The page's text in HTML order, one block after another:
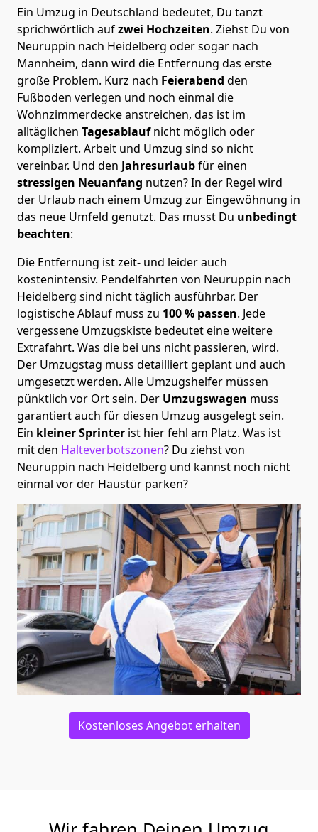
Ein Umzug in Deutschland bedeutet, Du tanzt
sprichwörtlich aufzwei Hochzeiten. Ziehst Du von
Neuruppin nach Heidelberg oder sogar nach
Mannheim, dann wird die Entfernung das erste
große Problem. Kurz nach Feierabend den
Fußboden verlegen und noch einmal die
Wohnzimmerdecke anstreichen, das ist im
alltäglichen Tagesablaufnicht möglich oder
kompliziert. Arbeit und Umzug sind so nicht
vereinbar. Und den Jahresurlaubfür einen
stressigen Neuanfang nutzen? In der Regel wird
der Urlaub nach einem Umzug zur Eingewöhnung in
das neue Umfeld genutzt. Das musst Du unbedingt
beachten:
Die Entfernung ist zeit- und leider auch
kostenintensiv. Pendelfahrten von Neuruppin nach
Heidelberg sind nicht täglich ausführbar. Der
logistische Ablauf muss zu 100 % passen. Jede
vergessene Umzugskiste bedeutet eine weitere
Extrafahrt. Was die bei uns nicht passieren, wird.
Der Umzugstag muss detailliert geplant und auch
umgesetzt werden. Alle Umzugshelfer müssen
pünktlich vor Ort sein. Der Umzugswagen muss
garantiert auch für diesen Umzug ausgelegt sein.
Ein kleiner Sprinter ist hier fehl am Platz. Was ist
mit den Halteverbotszonen? Du ziehst von
Neuruppin nach Heidelberg und kannst noch nicht
einmal vor der Haustür parken?
Kostenloses Angebot erhalten